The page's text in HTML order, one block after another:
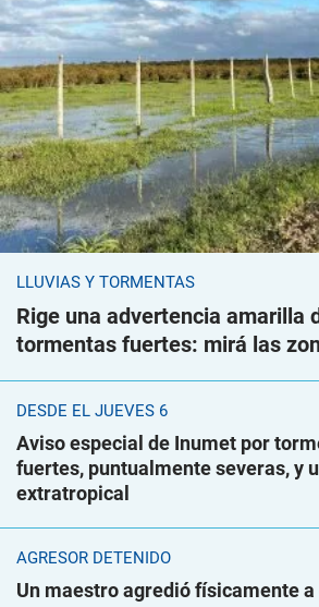
LLUVIAS Y TORMENTAS
Rige una advertencia amarilla
tormentas fuertes: mirá las
DESDE EL JUEVES 6
Aviso especial de Inumet por
fuertes, puntualmente severas, y
extratropical
AGRESOR DETENIDO
Un maestro agredió físicamente